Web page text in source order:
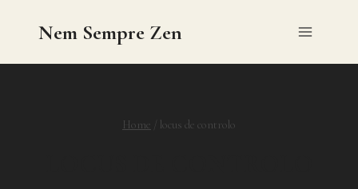
Nem Sempre Zen
Home locus de controlo